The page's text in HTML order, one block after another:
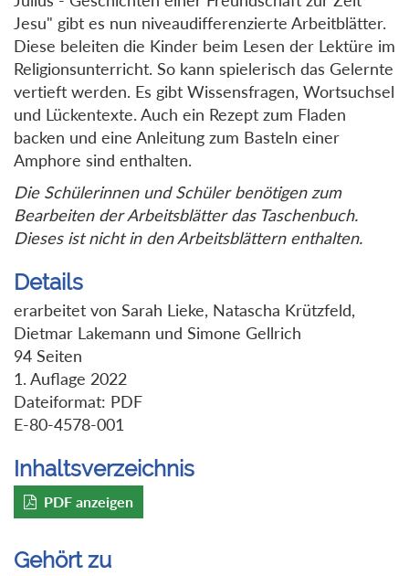
Jesu" gibt es nun niveaudifferenzierte Arbeitblätter.
Diese beleiten die Kinder beim Lesen der Lektüre im
Religionsunterricht. So kann spielerisch das Gelernte
vertieft werden. Es gibt Wissensfragen, Wortsuchsel
und Lückentexte. Auch ein Rezept zum Fladen
backen und eine Anleitung zum Basteln einer
Amphore sind enthalten.
Die Schülerinnen und Schüler benötigen zum
Bearbeiten der Arbeitsblätter das Taschenbuch.
Dieses ist nicht in den Arbeitsblättern enthalten.
Details
erarbeitet von Sarah Lieke, Natascha Krützfeld,
Dietmar Lakemann und Simone Gellrich
94 Seiten
1. Auflage 2022
Dateiformat: PDF
E-80-4578-001
Inhaltsverzeichnis
PDF anzeigen
Gehört zu